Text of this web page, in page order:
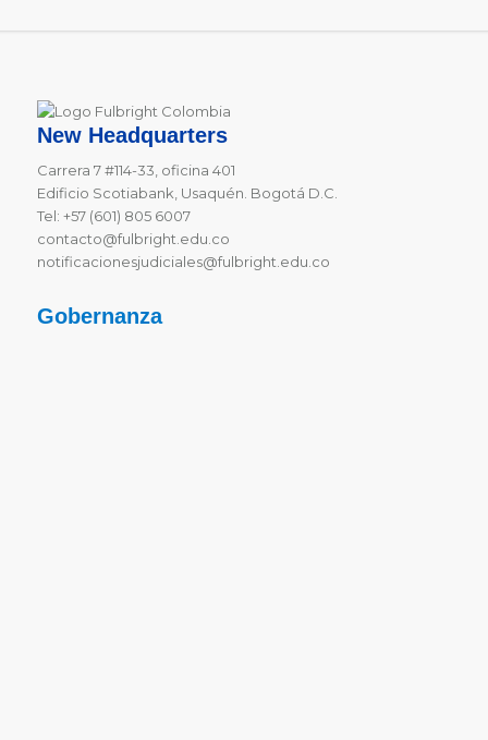
New Headquarters
Carrera 7 #114-33, oficina 401
Edificio Scotiabank, Usaquén. Bogotá D.C.
Tel: +57 (601) 805 6007
contacto@fulbright.edu.co
notificacionesjudiciales@fulbright.edu.co
Gobernanza